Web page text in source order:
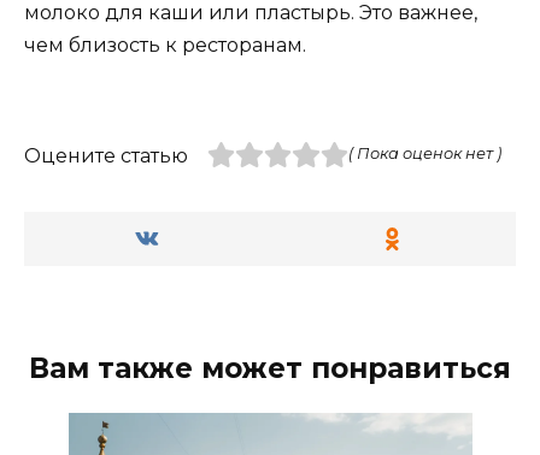
молоко для каши или пластырь. Это важнее,
чем близость к ресторанам.
Оцените статью ( Пока оценок нет )
Вам также может понравиться